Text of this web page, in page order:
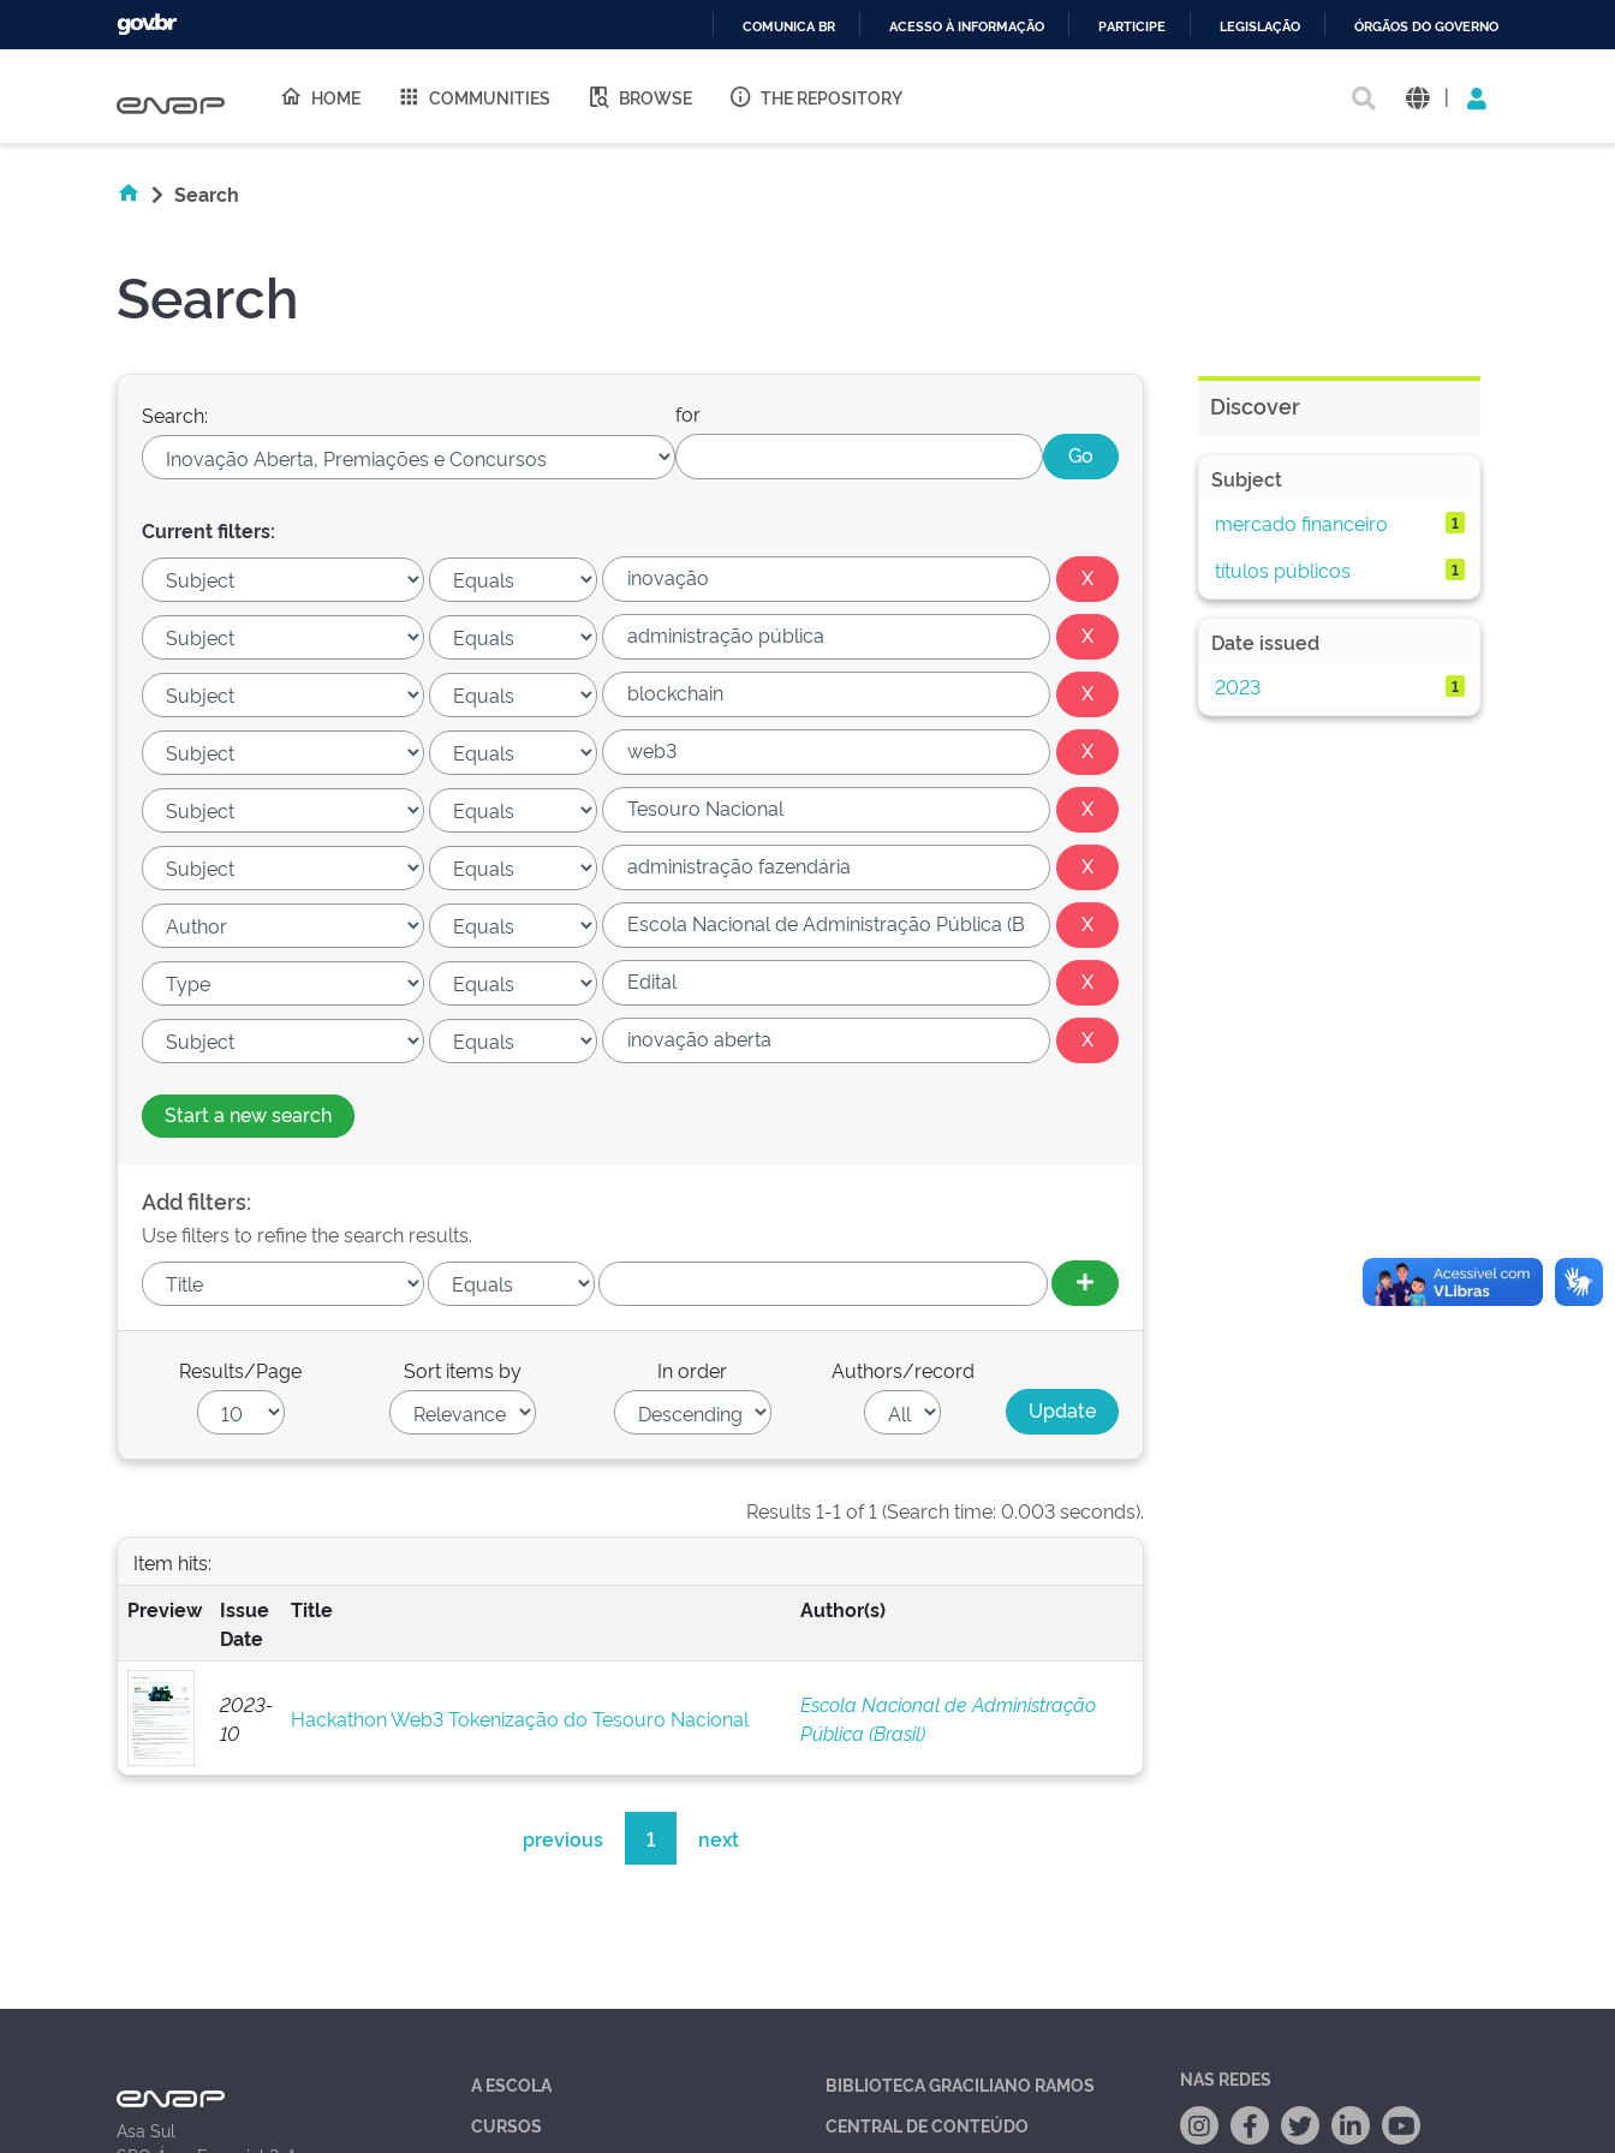
O
COMUNICA BR ACESSO À INFORMAÇÃO PARTICIPE LEGISLAÇÃO ÓRGÃOS DO GOVERNO
HOME COMMUNITIES BROWSE THE REPOSITORY |
Search
Search
Search: for
Current filters:
Start a new search
Add filters:
Use filters to refine the search results.
Results/Page Sort items by In order Authors/record
Results 1-1 of 1 (Search time: 0.003 seconds).
Item hits:
Preview
Issue
Date
Title Author(s)
2023-
10
Hackathon Web3 Tokenização do Tesouro Nacional
Escola Nacional de Administração
Pública (Brasil)
previous 1 next
Discover
Subject
mercado financeiro
1
títulos públicos 1
Date issued
2023
1
Asa Sul
A ESCOLA
CURSOS
BIBLIOTECA GRACILIANO RAMOS
CENTRAL DE CONTEÚDO
NAS REDES